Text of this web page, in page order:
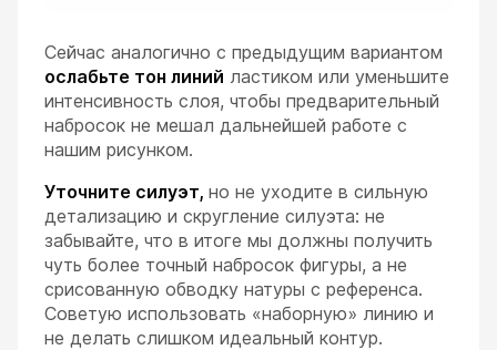
Сейчас аналогично с предыдущим вариантом
ослабьте тон линий ластиком или уменьшите
интенсивность слоя, чтобы предварительный
набросок не мешал дальнейшей работе с
нашим рисунком.
Уточните силуэт, но не уходите в сильную
детализацию и скругление силуэта: не
забывайте, что в итоге мы должны получить
чуть более точный набросок фигуры, а не
срисованную обводку натуры с референса.
Советую использовать «наборную» линию и
не делать слишком идеальный контур.